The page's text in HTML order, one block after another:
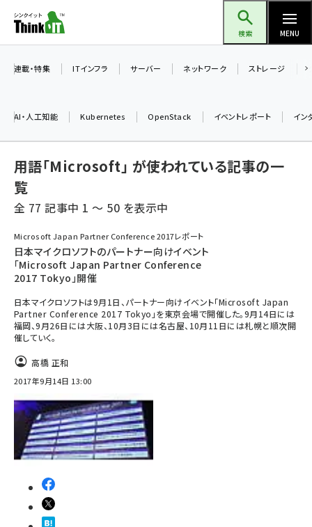
ン
ツ
検索 MENU
ai (2486)
iot女子会 (2273)
北海道をのんびり旅する晴山佳須夫のヒント集！ (2025)
drupal (1947)
genai (1477)
abc123 (1352)
ai crunch (1348)
連載・特集 ITインフラ サーバー ネットワーク ストレージ
AI・人工知能 Kubernetes OpenStack イベントレポート イン
用語「Microsoft」 が使われている記事の一
覧
全 77 記事中 1 ～ 50 を表示中
Microsoft Japan Partner Conference 2017レポート
日本マイクロソフトのパートナー向けイベント
「Microsoft Japan Partner Conference
2017 Tokyo」開催
日本マイクロソフトは9月1日、パートナー向けイベント「Microsoft Japan
Partner Conference 2017 Tokyo」を東京会場で開催した。9月14日には
福岡、9月26日には大阪、10月3日には名古屋、10月11日には札幌と順次開
催していく。
高橋 正和
2017年9月14日 13:00